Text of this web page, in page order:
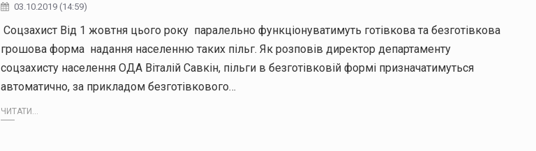
03.10.2019 (14:59)
Соцзахист Від 1 жовтня цього року паралельно функціонуватимуть готівкова та безготівкова
грошова форма надання населенню таких пільг. Як розповів директор департаменту
соцзахисту населення ОДА Віталій Савкін, пільги в безготівковій формі призначатимуться
автоматично, за прикладом безготівкового…
ЧИТАТИ...